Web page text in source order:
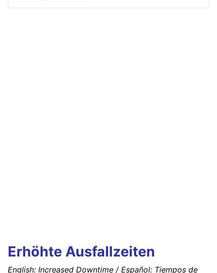
Erhöhte Ausfallzeiten
English: Increased Downtime / Español: Tiempos de